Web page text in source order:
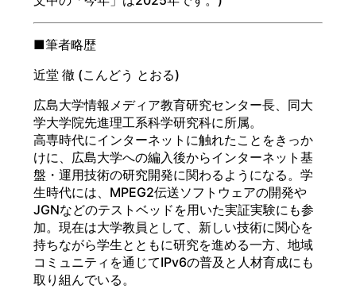
■筆者略歴
近堂 徹 (こんどう とおる)
広島大学情報メディア教育研究センター長、同大
学大学院先進理工系科学研究科に所属。
高専時代にインターネットに触れたことをきっか
けに、広島大学への編入後からインターネット基
盤・運用技術の研究開発に関わるようになる。学
生時代には、MPEG2伝送ソフトウェアの開発や
JGNなどのテストベッドを用いた実証実験にも参
加。現在は大学教員として、新しい技術に関心を
持ちながら学生とともに研究を進める一方、地域
コミュニティを通じてIPv6の普及と人材育成にも
取り組んでいる。